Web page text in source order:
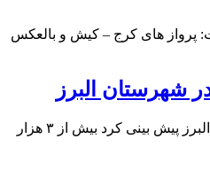
پرواز های کرج – کیش و بالعکس
شهرستان البرز
مدیر جهاد کشاورزی شهرستان البرز پیش بینی کرد بیش از ۳ هزار